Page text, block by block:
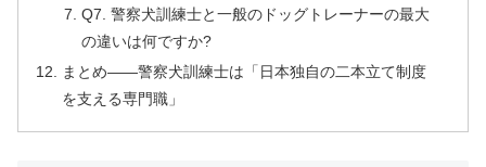
Q7. 警察犬訓練士と一般のドッグトレーナーの最大
の違いは何ですか?
まとめ——警察犬訓練士は「日本独自の二本立て制度
を支える専門職」